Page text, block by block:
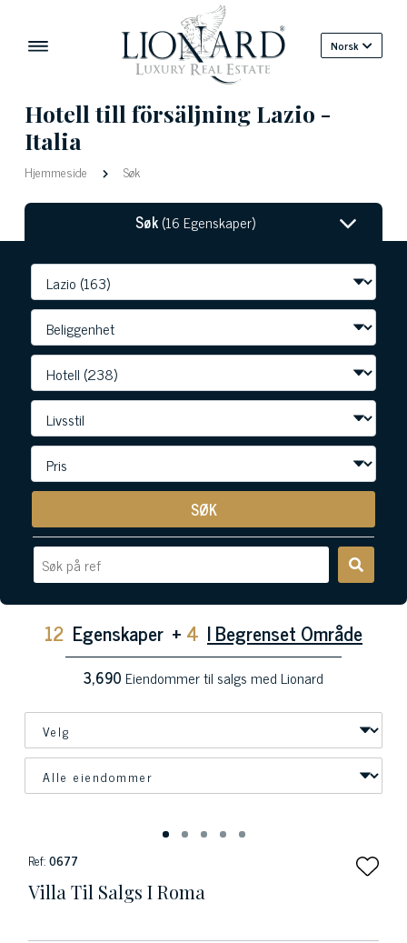
Norsk
Hotell till försäljning Lazio -
Italia
Hjemmeside Søk
Søk(16 Egenskaper)
SØK
12 Egenskaper + 4 I Begrenset Område
3,690Eiendommer til salgs med Lionard
Ref:0677
Villa Til Salgs I Roma